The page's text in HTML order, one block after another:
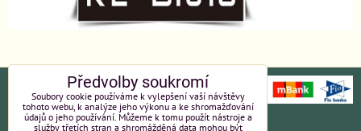
Ochrana osobních údajů Platební údaje
Předvolby soukromí
Soubory cookie používáme k vylepšení vaší návštěvy
tohoto webu, k analýze jeho výkonu a ke shromažďování
údajů o jeho používání. Můžeme k tomu použít nástroje a
služby třetích stran a shromážděná data mohou být